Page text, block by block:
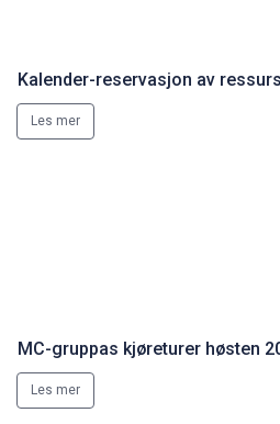
Kalender-reservasjon av
Les mer
MC-gruppas kjøreturer høsten
Les mer